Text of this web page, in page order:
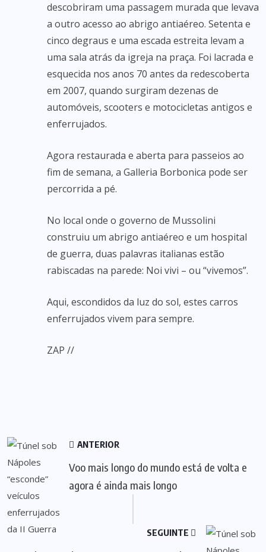
descobriram uma passagem murada que levava
a outro acesso ao abrigo antiaéreo. Setenta e
cinco degraus e uma escada estreita levam a
uma sala atrás da igreja na praça. Foi lacrada e
esquecida nos anos 70 antes da redescoberta
em 2007, quando surgiram dezenas de
automóveis, scooters e motocicletas antigos e
enferrujados.
Agora restaurada e aberta para passeios ao
fim de semana, a Galleria Borbonica pode ser
percorrida a pé.
No local onde o governo de Mussolini
construiu um abrigo antiaéreo e um hospital
de guerra, duas palavras italianas estão
rabiscadas na parede: Noi vivi – ou “vivemos”.
Aqui, escondidos da luz do sol, estes carros
enferrujados vivem para sempre.
ZAP //
ANTERIOR
Voo mais longo do mundo está de volta e
agora é ainda mais longo
SEGUINTE